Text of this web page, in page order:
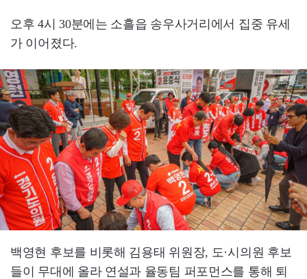
오후 4시 30분에는 소흘읍 송우사거리에서 집중 유세
가 이어졌다.
백영현 후보를 비롯해 김용태 위원장, 도·시의원 후보
들이 무대에 올라 연설과 율동팀 퍼포먼스를 통해 퇴